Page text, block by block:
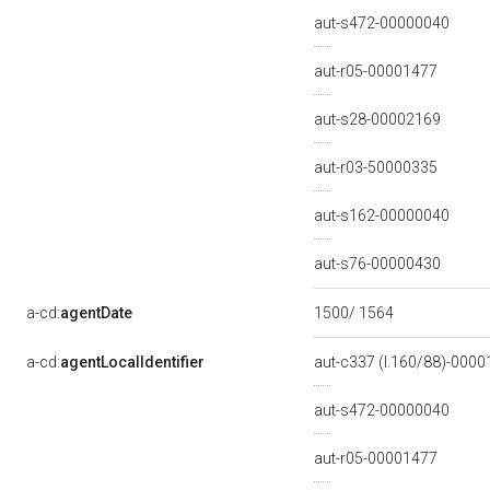
aut-s472-00000040
aut-r05-00001477
aut-s28-00002169
aut-r03-50000335
aut-s162-00000040
aut-s76-00000430
a-cd:agentDate 1500/ 1564
a-cd:agentLocalIdentifier aut-c337 (l.160/88)-
aut-s472-00000040
aut-r05-00001477